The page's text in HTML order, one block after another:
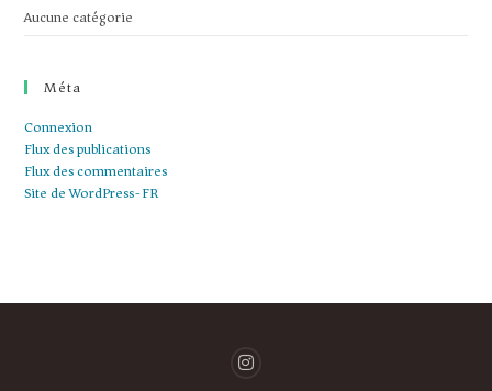
Aucune catégorie
Méta
Connexion
Flux des publications
Flux des commentaires
Site de WordPress-FR